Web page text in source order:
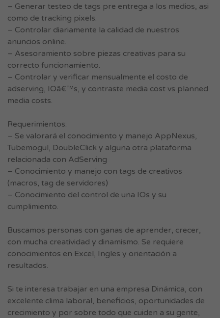
– Generar testeo de tags pre entrega a los medios, asi
como de tracking pixels.
– Controlar diariamente la calidad de nuestros
anuncios online.
– Asesoramiento sobre piezas creativas para su
correcto funcionamiento.
– Controlar y verificar mensualmente el costo de
adserving, IOâ€™s, y contraste media cost vs planned
media costs.
Requerimientos:
– Se valorará el conocimiento y manejo AppNexus,
Tubemogul, DoubleClick y alguna otra plataforma
relacionada con AdServing
– Conocimiento y manejo con tags de creativos
(macros, tag de servidores)
– Conocimiento del control de una IOs y su
cumplimiento.
Buscamos personas con ganas de aprender, crecer,
con mucha creatividad y dinamismo. Se requiere
conocimientos en Excel, Ingles y orientación a
resultados.
Si te interesa trabajar en una empresa Dinámica, con
excelente clima laboral, beneficios, oportunidades de
crecimiento y por sobre todo que cuiden a su gente,